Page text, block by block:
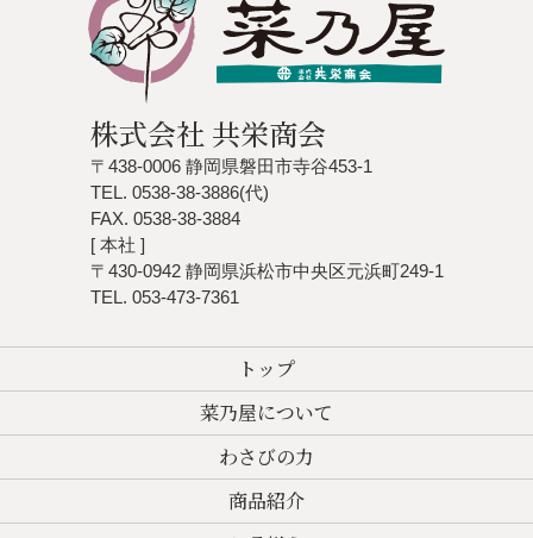
株式会社 共栄商会
〒438-0006 静岡県磐田市寺谷453-1
TEL. 0538-38-3886(代)
FAX. 0538-38-3884
[ 本社 ]
〒430-0942 静岡県浜松市中央区元浜町249-1
TEL. 053-473-7361
トップ
菜乃屋について
わさびの力
商品紹介